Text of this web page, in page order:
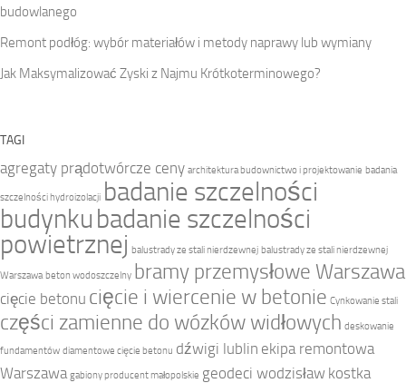
budowlanego
Remont podłóg: wybór materiałów i metody naprawy lub wymiany
Jak Maksymalizować Zyski z Najmu Krótkoterminowego?
TAGI
agregaty prądotwórcze ceny architektura budownictwo i projektowanie badania
szczelności hydroizolacji badanie szczelności
budynku badanie szczelności
powietrznej balustrady ze stali nierdzewnej balustrady ze stali nierdzewnej
Warszawa beton wodoszczelny bramy przemysłowe Warszawa
cięcie betonu cięcie i wiercenie w betonie Cynkowanie stali
części zamienne do wózków widłowych deskowanie
fundamentów diamentowe cięcie betonu dźwigi lublin ekipa remontowa
Warszawa gabiony producent małopolskie geodeci wodzisław kostka